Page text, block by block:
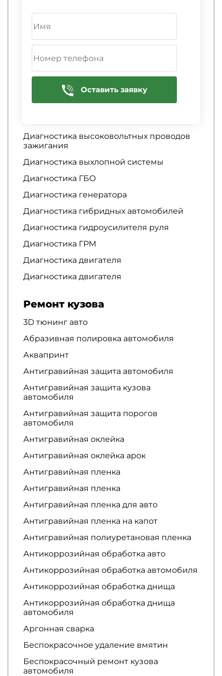
Диагностика аккумулятора
Диагностика АКПП
Диагностика амортизаторов
Диагностика аудиосистемы
Диагностика батареи
Диагностика бензонасоса
Диагностика высоковольтных проводов
зажигания
Диагностика выхлопной системы
Диагностика ГБО
Диагностика генератора
Диагностика гибридных автомобилей
Диагностика гидроусилителя руля
Диагностика ГРМ
Диагностика двигателя
Диагностика двигателя
Ремонт кузова
3D тюнинг авто
Абразивная полировка автомобиля
Аквапринт
Антигравийная защита автомобиля
Антигравийная защита кузова
автомобиля
Антигравийная защита порогов
автомобиля
Антигравийная оклейка
Антигравийная оклейка арок
Антигравийная пленка
Антигравийная пленка
Антигравийная пленка для авто
Антигравийная пленка на капот
Антигравийная полиуретановая пленка
Антикоррозийная обработка авто
Антикоррозийная обработка автомобиля
Антикоррозийная обработка днища
Антикоррозийная обработка днища
автомобиля
Аргонная сварка
Беспокрасочное удаление вмятин
Беспокрасочный ремонт кузова
автомобиля
Оставить заявку